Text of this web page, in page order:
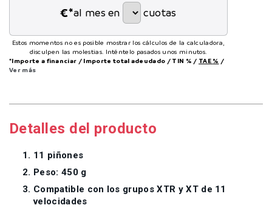
€*al mes en cuotas
Estos momentos no es posible mostrar los cálculos de la calculadora,
disculpen las molestias. Inténtelo pasados unos minutos.
*Importe a financiar / Importe total adeudado / TIN % / TAE % /
Ver más
Detalles del producto
11 piñones
Peso: 450 g
Compatible con los grupos XTR y XT de 11
velocidades